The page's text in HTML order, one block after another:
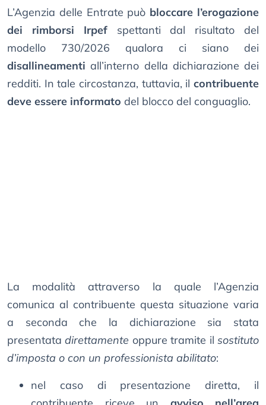
L’Agenzia delle Entrate può bloccare l’erogazione
dei rimborsi Irpefspettanti dal risultato del
modello 730/2026 qualora ci siano dei
disallineamenti all’interno della dichiarazione dei
redditi. In tale circostanza, tuttavia, il contribuente
deve essere informato del blocco del conguaglio.
La modalità attraverso la quale l’Agenzia
comunica al contribuente questa situazione varia
a seconda che la dichiarazione sia stata
presentatadirettamente oppure tramite ilsostituto
d’imposta o con un professionista abilitato:
nel caso di presentazione diretta, il